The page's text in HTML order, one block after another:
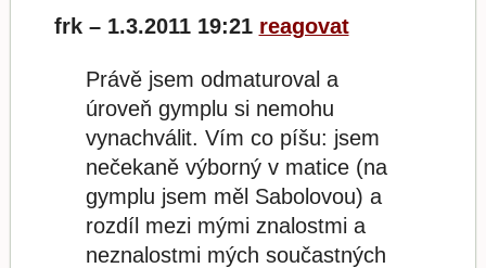
frk – 1.3.2011 19:21 reagovat
Právě jsem odmaturoval a
úroveň gymplu si nemohu
vynachválit. Vím co píšu: jsem
nečekaně výborný v matice (na
gymplu jsem měl Sabolovou) a
rozdíl mezi mými znalostmi a
neznalostmi mých součastných